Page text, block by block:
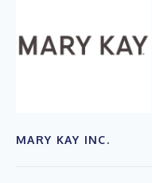
MARY KAY INC.